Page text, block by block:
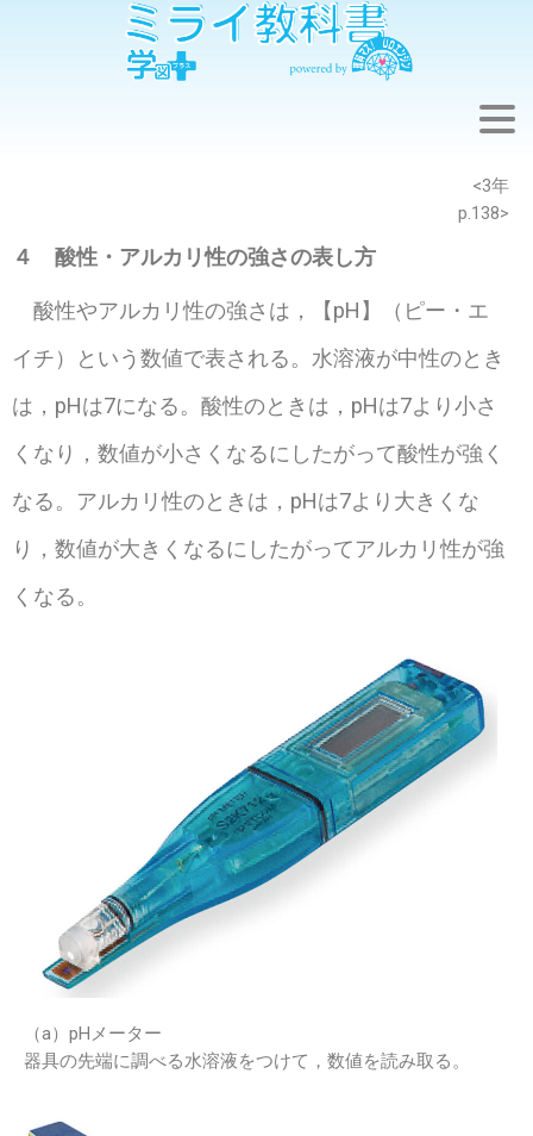
<3年
p.138>
４ 酸性・アルカリ性の強さの表し方
酸性やアルカリ性の強さは，【pH】（ピー・エ
イチ）という数値で表される。水溶液が中性のとき
は，pHは7になる。酸性のときは，pHは7より小さ
くなり，数値が小さくなるにしたがって酸性が強く
なる。アルカリ性のときは，pHは7より大きくな
り，数値が大きくなるにしたがってアルカリ性が強
くなる。
（a）pHメーター
器具の先端に調べる水溶液をつけて，数値を読み取る。